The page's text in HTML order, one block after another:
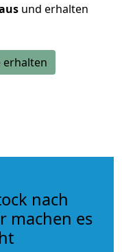
und erhalten
erhalten
nach
machen es